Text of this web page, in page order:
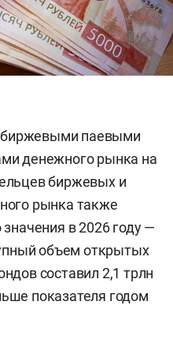
биржевыми паевыми
денежного рынка на
биржевых и
рынка также
в 2026 году —
объем открытых
составил 2,1 трлн
показателя годом